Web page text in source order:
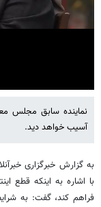
Settings
نماینده سابق مجلس
آسیب خواهد دید.
به گزارش خبرگزاری
با اشاره به اینکه قطع
فراهم کند، گفت: به